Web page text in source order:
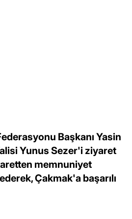
Başkanı Yasin
Yunus Sezer'i ziyaret
memnuniyet
Çakmak'a başarılı